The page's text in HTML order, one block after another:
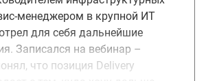
менеджером в крупной ИТ
для себя дальнейшие
Записался на вебинар –
что позиция Delivery